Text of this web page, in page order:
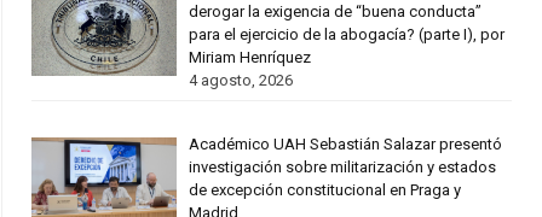
derogar la exigencia de “buena conducta”
para el ejercicio de la abogacía? (parte I), por
Miriam Henríquez
4 agosto, 2026
Académico UAH Sebastián Salazar presentó
investigación sobre militarización y estados
de excepción constitucional en Praga y
Madrid